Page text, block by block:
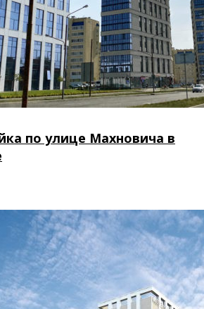
по улице Махновича в